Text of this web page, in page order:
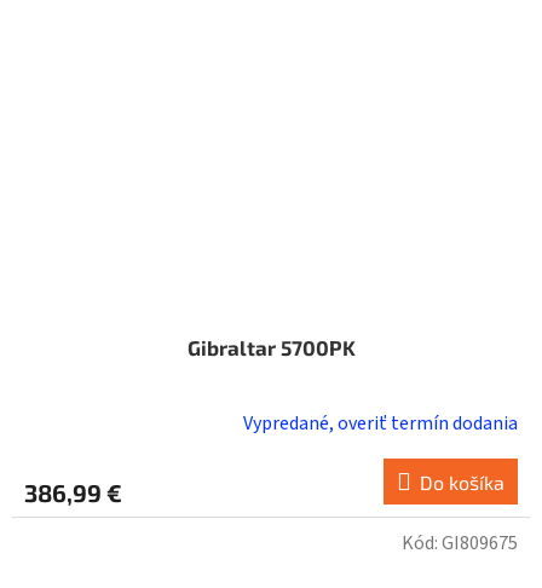
Gibraltar 5700PK
Vypredané, overiť termín dodania
386,99 € Do košíka
Kód:GI809675